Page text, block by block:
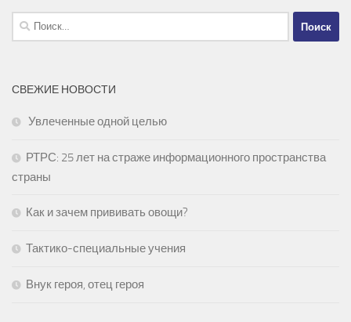
Найти:
СВЕЖИЕ НОВОСТИ
Увлеченные одной целью
РТРС: 25 лет на страже информационного пространства
страны
Как и зачем прививать овощи?
Тактико-специальные учения
Внук героя, отец героя